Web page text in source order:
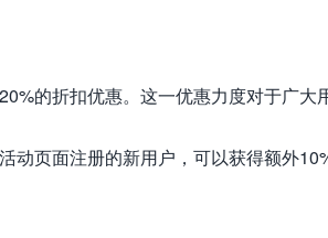
的折扣优惠。这一优惠力度对于广大
动页面注册的新用户，可以获得额外